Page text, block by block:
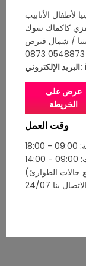
similar to the
applied in your
ups. The only
attached to a
device that is
and collects
duration of the
30 minutes.
with sperm
we give the
hours and
hospital. After
information
لأطفال الأنابيب
/ شمال قبرص
البريد الإلكتروني:
عرض على
الخريطة
وقت العمل
حالات الطوارئ)
بنا 24/07